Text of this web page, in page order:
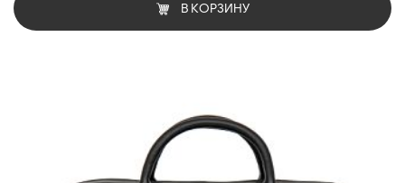
В КОРЗИНУ